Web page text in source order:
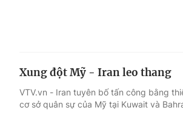
Xung đột Mỹ - Iran leo thang
VTV.vn - Iran tuyên bố tấn công bằng
cơ sở quân sự của Mỹ tại Kuwait và